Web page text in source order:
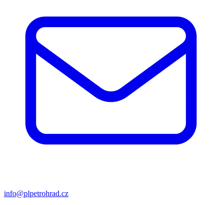
info@plpetrohrad.cz